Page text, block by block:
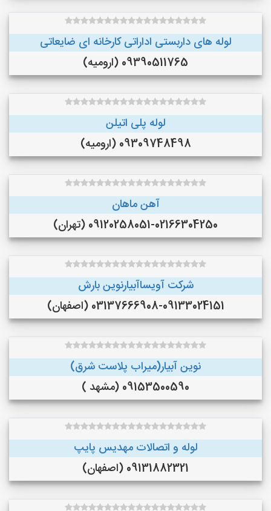
لوله های داربستی اداراتی کارخانه ای ضایعاتی
09390511765 (ارومیه)
لوله پلی اتیلن
09309748498 (ارومیه)
آهن ماهان
09120258051-02166304250 (تهران)
شرکت آویساآبیارنوین بارش
03137666908-09133024151 (اصفهان)
نوین آبیار(میراب پلاست شرق)
09153500590 (مشهد )
لوله و اتصالات مهدیس پایپ
09131882321 (اصفهان)